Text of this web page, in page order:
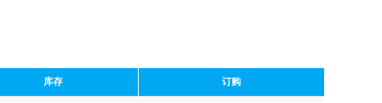
库存 订购